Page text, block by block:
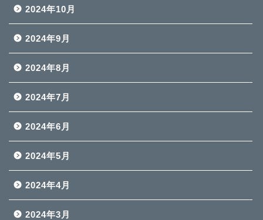
2024年10月
2024年9月
2024年8月
2024年7月
2024年6月
2024年5月
2024年4月
2024年3月